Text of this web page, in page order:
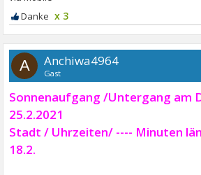
x 3
A Anchiwa4964
Gast
Sonnenaufgang /Untergang am
25.2.2021
Stadt / Uhrzeiten/ ---- Minuten
18.2.